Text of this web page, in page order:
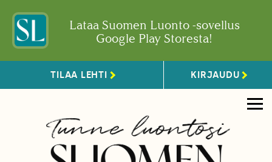
Lataa Suomen Luonto -sovellus
Google Play Storesta!
TILAA LEHTI KIRJAUDU